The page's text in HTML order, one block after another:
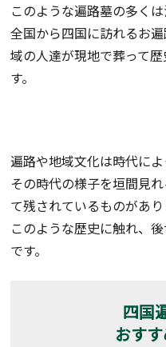
このような遍路墓の多く
全国から四国に訪れるお
域の人達が現地で葬って
す。
遍路や地域文化は時代に
その時代の様子を垣間見
て残されているものがあ
このような歴史に触れ、
です。
四国
おす